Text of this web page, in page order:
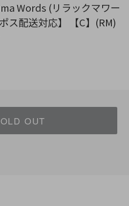
Words (リラックマワー
ス配送対応】 【C】(RM)
OUT